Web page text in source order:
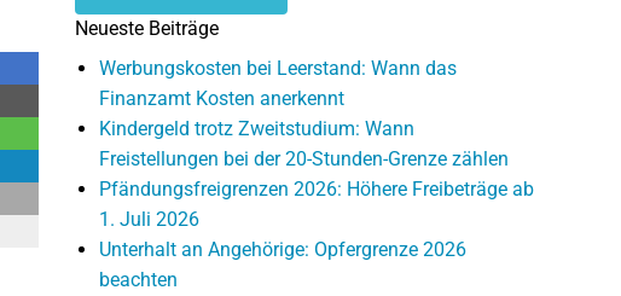
Neueste Beiträge
Werbungskosten bei Leerstand: Wann das
Finanzamt Kosten anerkennt
Kindergeld trotz Zweitstudium: Wann
Freistellungen bei der 20-Stunden-Grenze zählen
Pfändungsfreigrenzen 2026: Höhere Freibeträge ab
1. Juli 2026
Unterhalt an Angehörige: Opfergrenze 2026
beachten